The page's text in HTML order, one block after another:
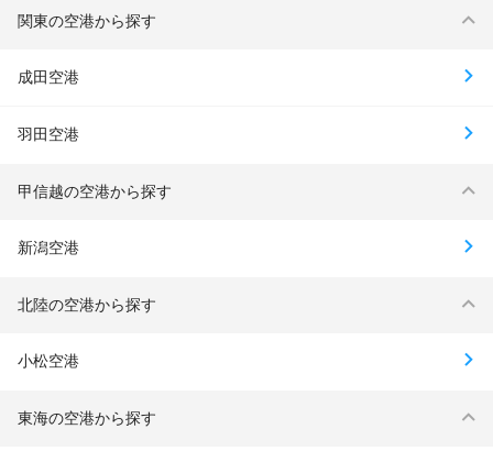
関東の空港から探す
成田空港
羽田空港
甲信越の空港から探す
新潟空港
北陸の空港から探す
小松空港
東海の空港から探す